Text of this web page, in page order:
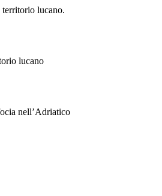
territorio lucano.
lucano
nell’Adriatico